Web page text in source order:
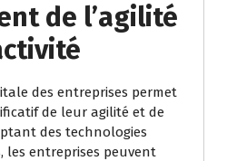
de l’agilité
des entreprises permet
de leur agilité et de
des technologies
les entreprises peuvent